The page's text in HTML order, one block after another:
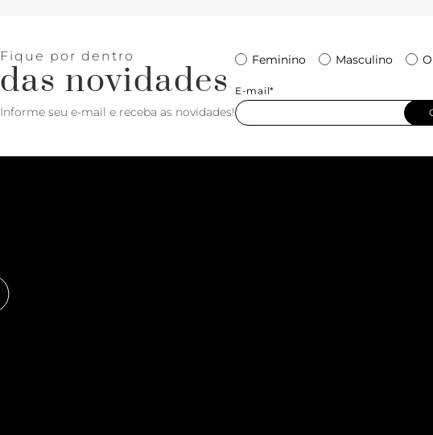
Fique por dentro
das novidades
Informe seu e-mail e receba as novidades!
Feminino Masculino
E-mail*